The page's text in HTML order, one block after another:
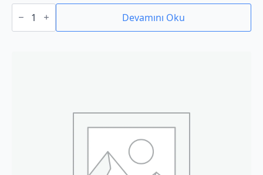
01759010
adet Devamını Oku